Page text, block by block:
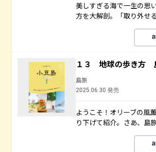
美しすぎる海で一生の思
方を大解剖。「取り外せ
１３ 地球の歩き方
島旅
2025.06.30 発売
ようこそ！オリーブの風
り下げて紹介。さあ、島